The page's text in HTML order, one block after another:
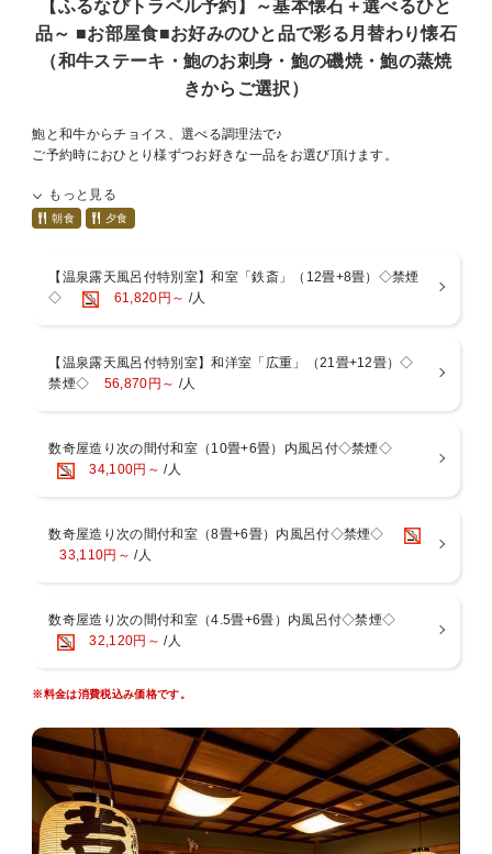
52.2度の絶えず湧き出ております自家源泉。湯河原の湯は「薬師の
湯」と呼ばれ、弱食塩泉・弱アルカリ性という理想的な泉質で、非常
にお肌にやさしい温泉。美肌の湯といわれる湯河原温泉を心ゆくまで
【桧風呂】【石風呂】【露天風呂】
■お部屋
当館は全室「数寄屋造り」の和室で次の間もございますので広々とし
ております。
多くの客室の天井で主に茶室に用いられる、杉や檜を網代に編んで張
った「網代天井」造りをご覧いただけます。
※「広重」のお部屋は建築構造上、トイレがやや狭い設計となってお
ります。
そのため、体格の大きな方や体の不自由な方にとってはご不便をおか
■アクセス
【ふるなびトラベル予約】～基本懐石＋選べるひと
品～ ■お部屋食■お好みのひと品で彩る月替わり懐石
（和牛ステーキ・鮑のお刺身・鮑の磯焼・鮑の蒸焼
きからご選択）
鮑と和牛からチョイス、選べる調理法で♪
ご予約時におひとり様ずつお好きな一品をお選び頂けます。
【選べるグルメ】
２．鮑のお刺身
３．鮑の蒸焼き
４．鮑の磯焼き
※ご予約時にご希望の料理をお選びいただきご記入くださいませ☆
※選択の無い場合は和牛ステーキのご用意とさせていただきますので
ご了承
す。
■お食事－お部屋または個室食事処－
相模湾で捕れた「海の幸」や旬の食材から器に至るまで、細部にまで
工夫を凝らした料理長こだわりの懐石をご用意いたします。
※献立は月替わりになりますが、仕入れ状況により献立が変更となる
場合がございます。
※当館は基本お部屋食になりますが、４名様以上の場合は夕朝食共に
もっと見る
朝食 夕食
【温泉露天風呂付特別室】和室「鉄斎」（12畳+8畳）◇禁煙
◇
61,820円～ /人
【温泉露天風呂付特別室】和洋室「広重」（21畳+12畳）◇
禁煙◇ 56,870円～ /人
数奇屋造り次の間付和室（10畳+6畳）内風呂付◇禁煙◇
34,100円～ /人
数奇屋造り次の間付和室（8畳+6畳）内風呂付◇禁煙◇
33,110円～ /人
数奇屋造り次の間付和室（4.5畳+6畳）内風呂付◇禁煙◇
32,120円～ /人
※料金は消費税込み価格です。